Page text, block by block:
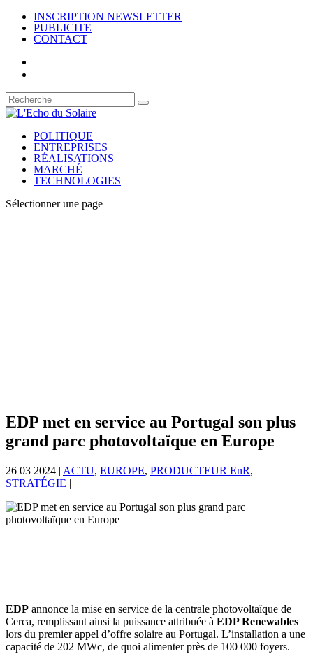
INSCRIPTION NEWSLETTER
PUBLICITE
CONTACT
POLITIQUE
ENTREPRISES
RÉALISATIONS
MARCHÉ
TECHNOLOGIES
Sélectionner une page
EDP met en service au Portugal son plus
grand parc photovoltaïque en Europe
26 03 2024 | ACTU, EUROPE, PRODUCTEUR EnR,
STRATÉGIE |
EDP annonce la mise en service de la centrale photovoltaïque de
Cerca, remplissant ainsi la puissance attribuée à EDP Renewables
lors du premier appel d’offre solaire au Portugal. L’installation a une
capacité de 202 MWc, de quoi alimenter près de 100 000 foyers.